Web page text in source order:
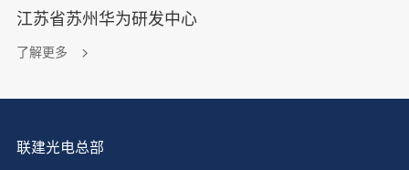
江苏省苏州华为研发中心
了解更多
联建光电总部